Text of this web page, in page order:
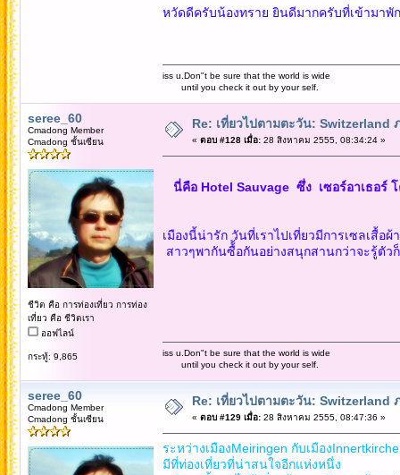
หวัดดีครับน้องทราย ยินดีมากครับที่เข้ามาพั
iss u.Don"t be sure that the world is wide
until you check it out by your self.
seree_60
Cmadong Member
Cmadong ชั้นเซียน
ชีวิต คือ การท่องเที่ยว การท่อง
เที่ยว คือ ชีวิตเรา
ออฟไลน์
กระทู้: 9,865
Re: เที่ยวไปตามตะวัน: Switzerland
« ตอบ #128 เมื่อ:28 สิงหาคม 2555, 08:34:24 »
นี่คือ Hotel Sauvage ซึ่ง เซอร์อาเธอร์
เมืองนี้น่ารัก วันที่เราไปเที่ยวมีการเซลเสื้อ
สาวๆพากันซื้้อกันอย่างสนุกสานกว่าจะรู้ตัว
iss u.Don"t be sure that the world is wide
until you check it out by your self.
seree_60
Cmadong Member
Cmadong ชั้นเซียน
Re: เที่ยวไปตามตะวัน: Switzerland
« ตอบ #129 เมื่อ:28 สิงหาคม 2555, 08:47:36 »
ระหว่างเมืองMeiringen กับเมือง
มีที่ท่องเที่ยวที่น่าสนใจอีกแห่งหนึ่ง